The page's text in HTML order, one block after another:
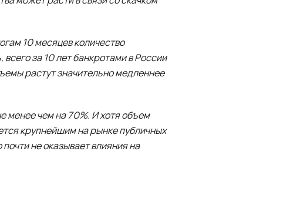
10 месяцев количество
за 10 лет банкротами в России
растут значительно медленнее
менее чем на 70%. И хотя объем
крупнейшим на рынке публичных
не оказывает влияния на